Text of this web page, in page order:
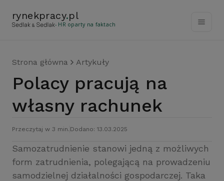
rynekpracy.pl
- HR oparty na faktach
Strona główna Artykuły
Polacy pracują na
własny rachunek
Przeczytaj w 3 min. Dodano: 13.03.2025
Samozatrudnienie stanowi jedną z możliwych
form zatrudnienia, polegającą na prowadzeniu
samodzielnej działalności gospodarczej. Taka